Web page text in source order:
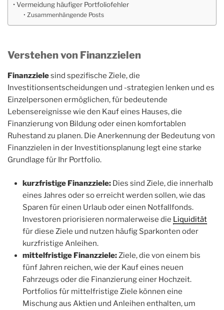
Vermeidung häufiger Portfoliofehler
Zusammenhängende Posts
Verstehen von Finanzzielen
Finanzzielesind spezifische Ziele, die
Investitionsentscheidungen und -strategien lenken und es
Einzelpersonen ermöglichen, für bedeutende
Lebensereignisse wie den Kauf eines Hauses, die
Finanzierung von Bildung oder einen komfortablen
Ruhestand zu planen. Die Anerkennung der Bedeutung von
Finanzzielen in der Investitionsplanung legt eine starke
Grundlage für Ihr Portfolio.
kurzfristige Finanzziele: Dies sind Ziele, die innerhalb
eines Jahres oder so erreicht werden sollen, wie das
Sparen für einen Urlaub oder einen Notfallfonds.
Investoren priorisieren normalerweise die Liquidität
für diese Ziele und nutzen häufig Sparkonten oder
kurzfristige Anleihen.
mittelfristige Finanzziele:Ziele, die von einem bis
fünf Jahren reichen, wie der Kauf eines neuen
Fahrzeugs oder die Finanzierung einer Hochzeit.
Portfolios für mittelfristige Ziele können eine
Mischung aus Aktien und Anleihen enthalten, um